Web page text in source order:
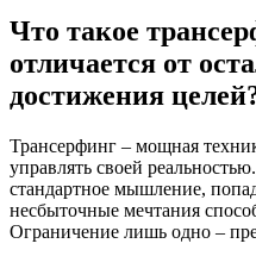
Что такое
отличается от
достижения
Трансерфинг – мощная
управлять своей
стандартное мышление,
несбыточные мечтания
Ограничение лишь одно –